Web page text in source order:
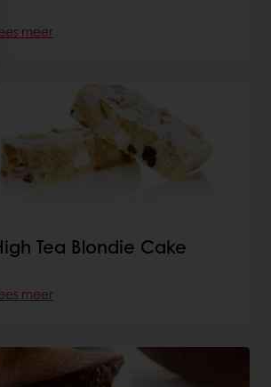
meer
Tea Blondie Cake
meer